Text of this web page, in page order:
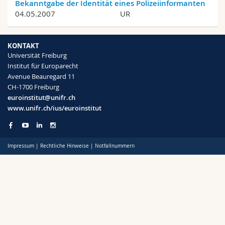
Math.-Nat. und Med. Fak.
Interfakultär
Mitarbeitende
Doktorierende
Webmail
Vorlesungsverzeichnis
MyUnifr
Bekanntgabe der Identität eines Polizeiinformanten
04.05.2007 UR
KONTAKT
Universität Freiburg
Institut für Europarecht
Avenue Beauregard 11
CH-1700 Freiburg
euroinstitut@unifr.ch
www.unifr.ch/ius/euroinstitut
Impressum | Rechtliche Hinweise | Notfallnummern